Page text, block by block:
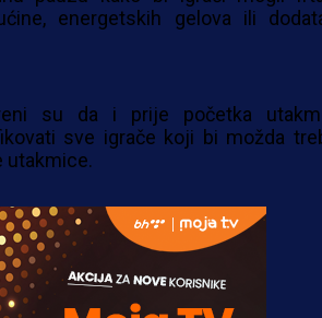
energetskih gelova ili
su da i prije početka
sve igrače koji bi možda
utakmice.